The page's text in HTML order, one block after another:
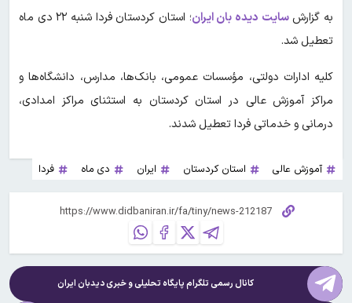
به گزارشسایت دیده بان ایران
؛ استان کردستان فردا شنبه ۲۲ دی ماه
تعطیل شد.
کلیه ادارات دولتی، مؤسسات عمومی، بانک‌ها، مدارس، دانشگاه‌ها و
مراکز آموزش عالی در استان کردستان به استثنای مراکز امدادی،
درمانی و خدماتی فردا تعطیل شدند.
آموزش عالی استان کردستان ایران دی ماه فردا
کانال رسمی تلگرام پایگاه تحلیلی و خبریدیدبان ایران